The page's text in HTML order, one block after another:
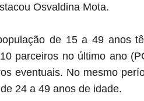
Osvaldina Mota.
de 15 a 49 anos
parceiros no último ano
eventuais. No mesmo
24 a 49 anos de idade.